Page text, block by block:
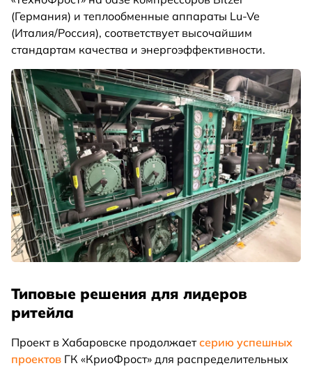
(Германия) и теплообменные аппараты Lu-Ve
(Италия/Россия), соответствует высочайшим
стандартам качества и энергоэффективности.
Типовые решения для лидеров
ритейла
Проект в Хабаровске продолжаетсерию успешных
проектов ГК «КриоФрост» для распределительных